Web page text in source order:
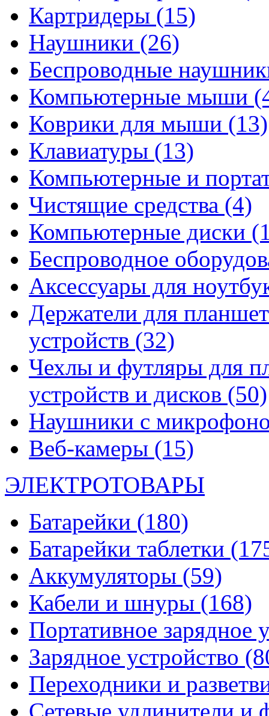
Картридеры (15)
Наушники (26)
Беспроводные
Компьютерные мыши
Коврики для мыши (13)
Клавиатуры (13)
Компьютерные и
Чистящие средства (4)
Компьютерные диски
Беспроводное
Аксессуары для
Держатели для
устройств (32)
Чехлы и футляры для
устройств и дисков (50)
Наушники с
Веб-камеры (15)
ЭЛЕКТРОТОВАРЫ
Батарейки (180)
Батарейки таблетки
Аккумуляторы (59)
Кабели и шнуры (168)
Портативное зарядное
Зарядное устройство
Переходники и